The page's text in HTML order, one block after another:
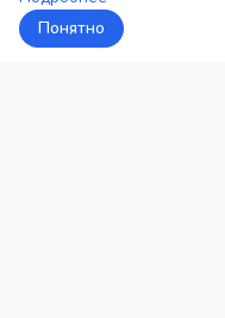
Понятно